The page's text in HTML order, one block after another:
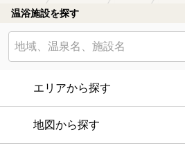
温浴施設を探す
エリアから探す
地図から探す